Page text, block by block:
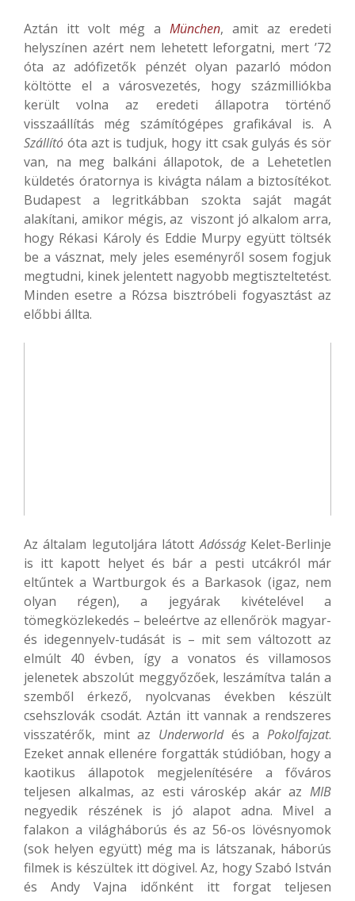
Aztán itt volt még a München, amit az eredeti
helyszínen azért nem lehetett leforgatni, mert ’72
óta az adófizetők pénzét olyan pazarló módon
költötte el a városvezetés, hogy százmilliókba
került volna az eredeti állapotra történő
visszaállítás még számítógépes grafikával is. A
Szállító óta azt is tudjuk, hogy itt csak gulyás és sör
van, na meg balkáni állapotok, de a Lehetetlen
küldetés óratornya is kivágta nálam a biztosítékot.
Budapest a legritkábban szokta saját magát
alakítani, amikor mégis, az viszont jó alkalom arra,
hogy Rékasi Károly és Eddie Murpy együtt töltsék
be a vásznat, mely jeles eseményről sosem fogjuk
megtudni, kinek jelentett nagyobb megtiszteltetést.
Minden esetre a Rózsa bisztróbeli fogyasztást az
előbbi állta.
Az általam legutoljára látottAdósságKelet-Berlinje
is itt kapott helyet és bár a pesti utcákról már
eltűntek a Wartburgok és a Barkasok (igaz, nem
olyan régen), a jegyárak kivételével a
tömegközlekedés – beleértve az ellenőrök magyar-
és idegennyelv-tudását is – mit sem változott az
elmúlt 40 évben, így a vonatos és villamosos
jelenetek abszolút meggyőzőek, leszámítva talán a
szemből érkező, nyolcvanas években készült
csehszlovák csodát. Aztán itt vannak a rendszeres
visszatérők, mint az Underworldés a Pokolfajzat.
Ezeket annak ellenére forgatták stúdióban, hogy a
kaotikus állapotok megjelenítésére a főváros
teljesen alkalmas, az esti városkép akár az MIB
negyedik részének is jó alapot adna. Mivel a
falakon a világháborús és az 56-os lövésnyomok
(sok helyen együtt) még ma is látszanak, háborús
filmek is készültek itt dögivel. Az, hogy Szabó István
és Andy Vajna időnként itt forgat teljesen